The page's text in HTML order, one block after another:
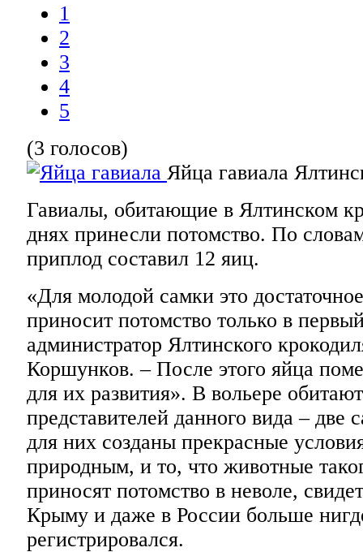
1
2
3
4
5
(3 голосов)
Яйца гавиала
Гавиалы, обитающие в Ялтинском
днях принесли потомство. По
приплод составил 12 яиц.
«Для молодой самки это
приносит потомство только в
администратор Ялтинского
Коршунков. – После этого яйца
для их развития». В вольере
представителей данного вида – две
для них созданы прекрасные
природным, и то, что животные
приносят потомство в неволе,
Крыму и даже в России больше
регистрировался.